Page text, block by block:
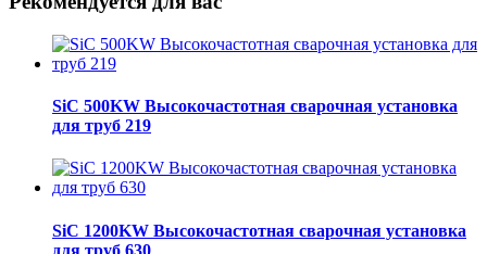
SiC 500KW Высокочастотная сварочная установка
для труб 219
SiC 1200KW Высокочастотная сварочная установка
для труб 630